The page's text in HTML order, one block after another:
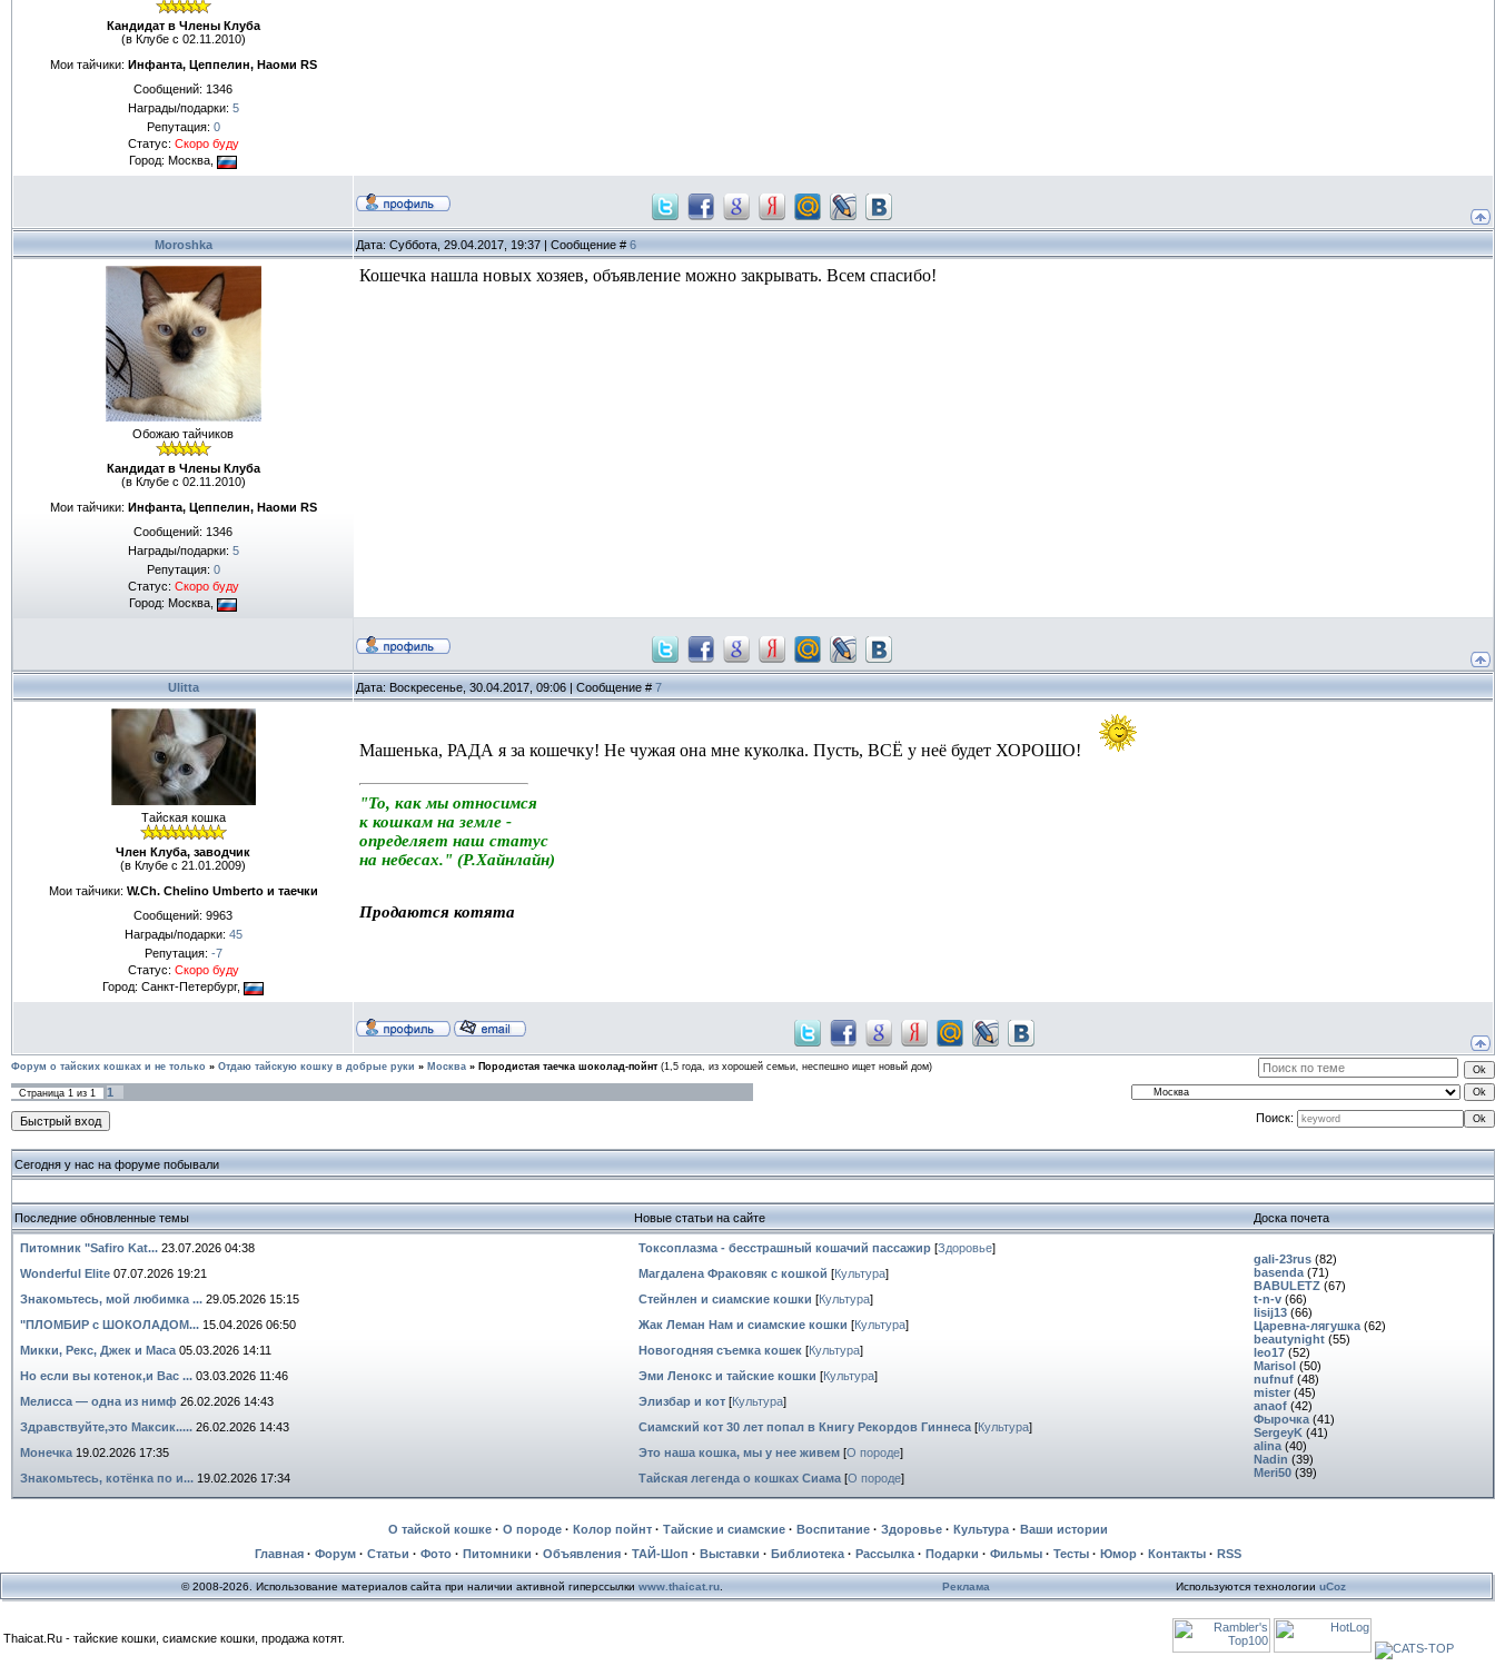
Кандидат в Члены Клуба
(в Клубе с 02.11.2010)
Мои тайчики: Инфанта, Цеппелин, Наоми RS
Сообщений: 1346
Награды/подарки: 5
Репутация: 0
Статус: Скоро буду
Город: Москва,
Moroshka Дата: Суббота, 29.04.2017, 19:37 | Сообщение # 6
Обожаю тайчиков
Кандидат в Члены Клуба
(в Клубе с 02.11.2010)
Мои тайчики: Инфанта, Цеппелин, Наоми RS
Сообщений: 1346
Награды/подарки: 5
Репутация: 0
Статус: Скоро буду
Город: Москва,
Кошечка нашла новых хозяев, объявление можно закрывать. Всем спасибо!
Ulitta Дата: Воскресенье, 30.04.2017, 09:06 | Сообщение # 7
Тайская кошка
Член Клуба, заводчик
(в Клубе с 21.01.2009)
Мои тайчики: W.Ch. Chelino Umberto и таечки
Сообщений: 9963
Награды/подарки: 45
Репутация: -7
Статус: Скоро буду
Город: Санкт-Петербург,
Машенька, РАДА я за кошечку! Не чужая она мне куколка. Пусть, ВСЁ у неё будет ХОРОШО!
"То, как мы относимся
к кошкам на земле -
определяет наш статус
на небесах." (Р.Хайнлайн)
Продаются котята
Форум о тайских кошках и не только » Отдаю тайскую кошку в добрые руки » Москва » Породистая таечка шоколад-пойнт (1,5 года, из хорошей семьи, неспешно ищет новый дом)
Страница 1 из 1
1
Поиск:
Сегодня у нас на форуме побывали
Последние обновленные темы Новые статьи на сайте Доска почета
Питомник "Safiro Kat... 23.07.2026 04:38
Wonderful Elite 07.07.2026 19:21
Знакомьтесь, мой любимка ... 29.05.2026 15:15
"ПЛОМБИР с ШОКОЛАДОМ... 15.04.2026 06:50
Микки, Рекс, Джек и Маса 05.03.2026 14:11
Но если вы котенок,и Вас ... 03.03.2026 11:46
Мелисса — одна из нимф 26.02.2026 14:43
Здравствуйте,это Максик..... 26.02.2026 14:43
Монечка 19.02.2026 17:35
Знакомьтесь, котёнка по и... 19.02.2026 17:34
Токсоплазма - бесстрашный кошачий пассажир [Здоровье]
Магдалена Фраковяк с кошкой [Культура]
Стейнлен и сиамские кошки [Культура]
Жак Леман Нам и сиамские кошки [Культура]
Новогодняя съемка кошек [Культура]
Эми Ленокс и тайские кошки [Культура]
Элизбар и кот [Культура]
Сиамский кот 30 лет попал в Книгу Рекордов Гиннеса [Культура]
Это наша кошка, мы у нее живем [О породе]
Тайская легенда о кошках Сиама [О породе]
gali-23rus (82)
basenda (71)
BABULETZ (67)
t-n-v (66)
lisij13 (66)
Царевна-лягушка (62)
beautynight (55)
leo17 (52)
Marisol (50)
nufnuf (48)
mister (45)
anaof (42)
Фырочка (41)
SergeyK (41)
alina (40)
Nadin (39)
Meri50 (39)
О тайской кошке· О породе· Колор пойнт· Тайские и сиамские· Воспитание· Здоровье· Культура· Ваши истории
Главная· Форум· Статьи · Фото· Питомники · Объявления· ТАЙ-Шоп · Выставки · Библиотека· Рассылка· Подарки · Фильмы· Тесты· Юмор· Контакты· RSS
© 2008-2026. Использование материалов сайта при наличии активной гиперссылки www.thaicat.ru Реклама Используются технологии uCoz
Thaicat.Ru - тайские кошки, сиамские кошки, продажа котят.